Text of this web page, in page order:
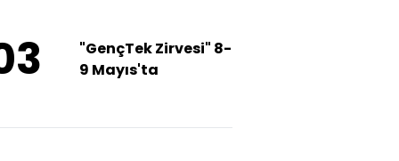
"GençTek Zirvesi" 8-
9 Mayıs'ta